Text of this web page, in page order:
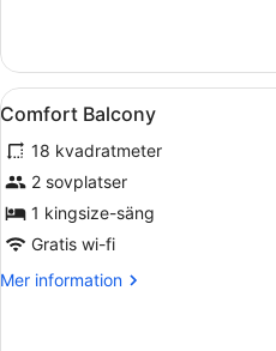
Öppna
alla
foton
för
Comfort
Balcony
7
Comfort Balcony
18 kvadratmeter
2 sovplatser
1 kingsize-säng
Gratis wi-fi
Mer information
Mer